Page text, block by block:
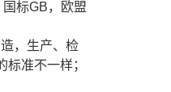
标GB，欧盟
，生产、检
准不一样；